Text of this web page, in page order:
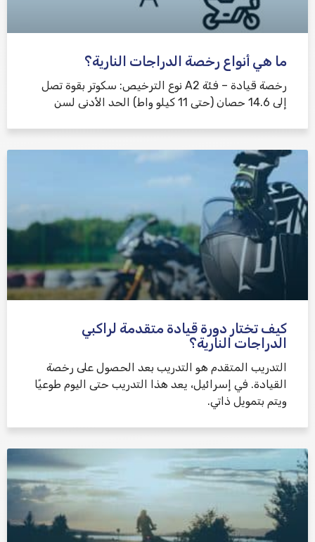
ما هي أنواع رخصة الدراجات النارية؟
رخصة قيادة – فئة A2 نوع الترخيص: سكوتر بقوة تصل
إلى 14.6 حصان (حتى 11 كيلو واط) الحد الأدنى لسن
كيف تختار دورة قيادة متقدمة لراكبي
الدراجات النارية؟
التدريب المتقدم هو التدريب بعد الحصول على رخصة
القيادة. في إسرائيل، يعد هذا التدريب حتى اليوم طوعيًا
ويتم بتمويل ذاتي.